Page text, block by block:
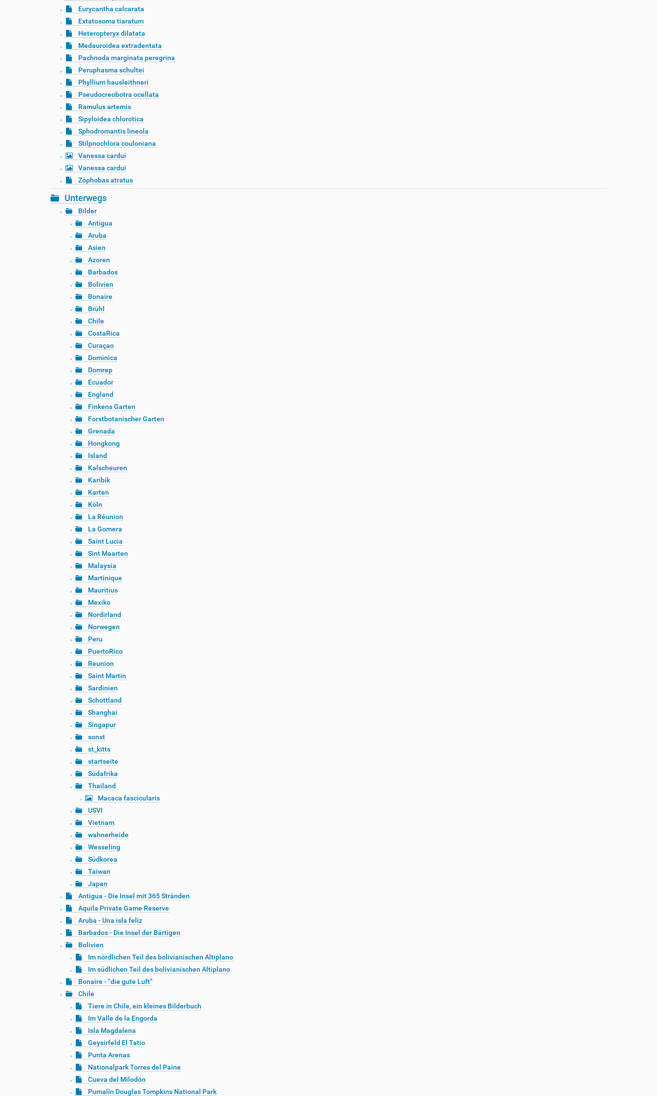
Eurycantha calcarata
Extatosoma tiaratum
Heteropteryx dilatata
Medauroidea extradentata
Pachnoda marginata peregrina
Peruphasma schultei
Phyllium hausleithneri
Pseudocreobotra ocellata
Ramulus artemis
Sipyloidea chlorotica
Sphodromantis lineola
Stilpnochlora couloniana
Vanessa cardui
Vanessa cardui
Zophobas atratus
Unterwegs
Bilder
Antigua
Aruba
Asien
Azoren
Barbados
Bolivien
Bonaire
Brühl
Chile
CostaRica
Curaçao
Dominica
Domrep
Ecuador
England
Finkens Garten
Forstbotanischer Garten
Grenada
Hongkong
Island
Kalscheuren
Karibik
Karten
Köln
La Réunion
La Gomera
Saint Lucia
Sint Maarten
Malaysia
Martinique
Mauritius
Mexiko
Nordirland
Norwegen
Peru
PuertoRico
Reunion
Saint Martin
Sardinien
Schottland
Shanghai
Singapur
sonst
st_kitts
startseite
Südafrika
Thailand
Macaca fascicularis
USVI
Vietnam
wahnerheide
Wesseling
Südkorea
Taiwan
Japan
Antigua - Die Insel mit 365 Stränden
Aquila Private Game Reserve
Aruba - Una isla feliz
Barbados - Die Insel der Bärtigen
Bolivien
Im nördlichen Teil des bolivianischen Altiplano
Im südlichen Teil des bolivianischen Altiplano
Bonaire - "die gute Luft"
Chile
Tiere in Chile, ein kleines Bilderbuch
Im Valle de la Engorda
Isla Magdalena
Geysirfeld El Tatio
Punta Arenas
Nationalpark Torres del Paine
Cueva del Milodón
Pumalín Douglas Tompkins National Park